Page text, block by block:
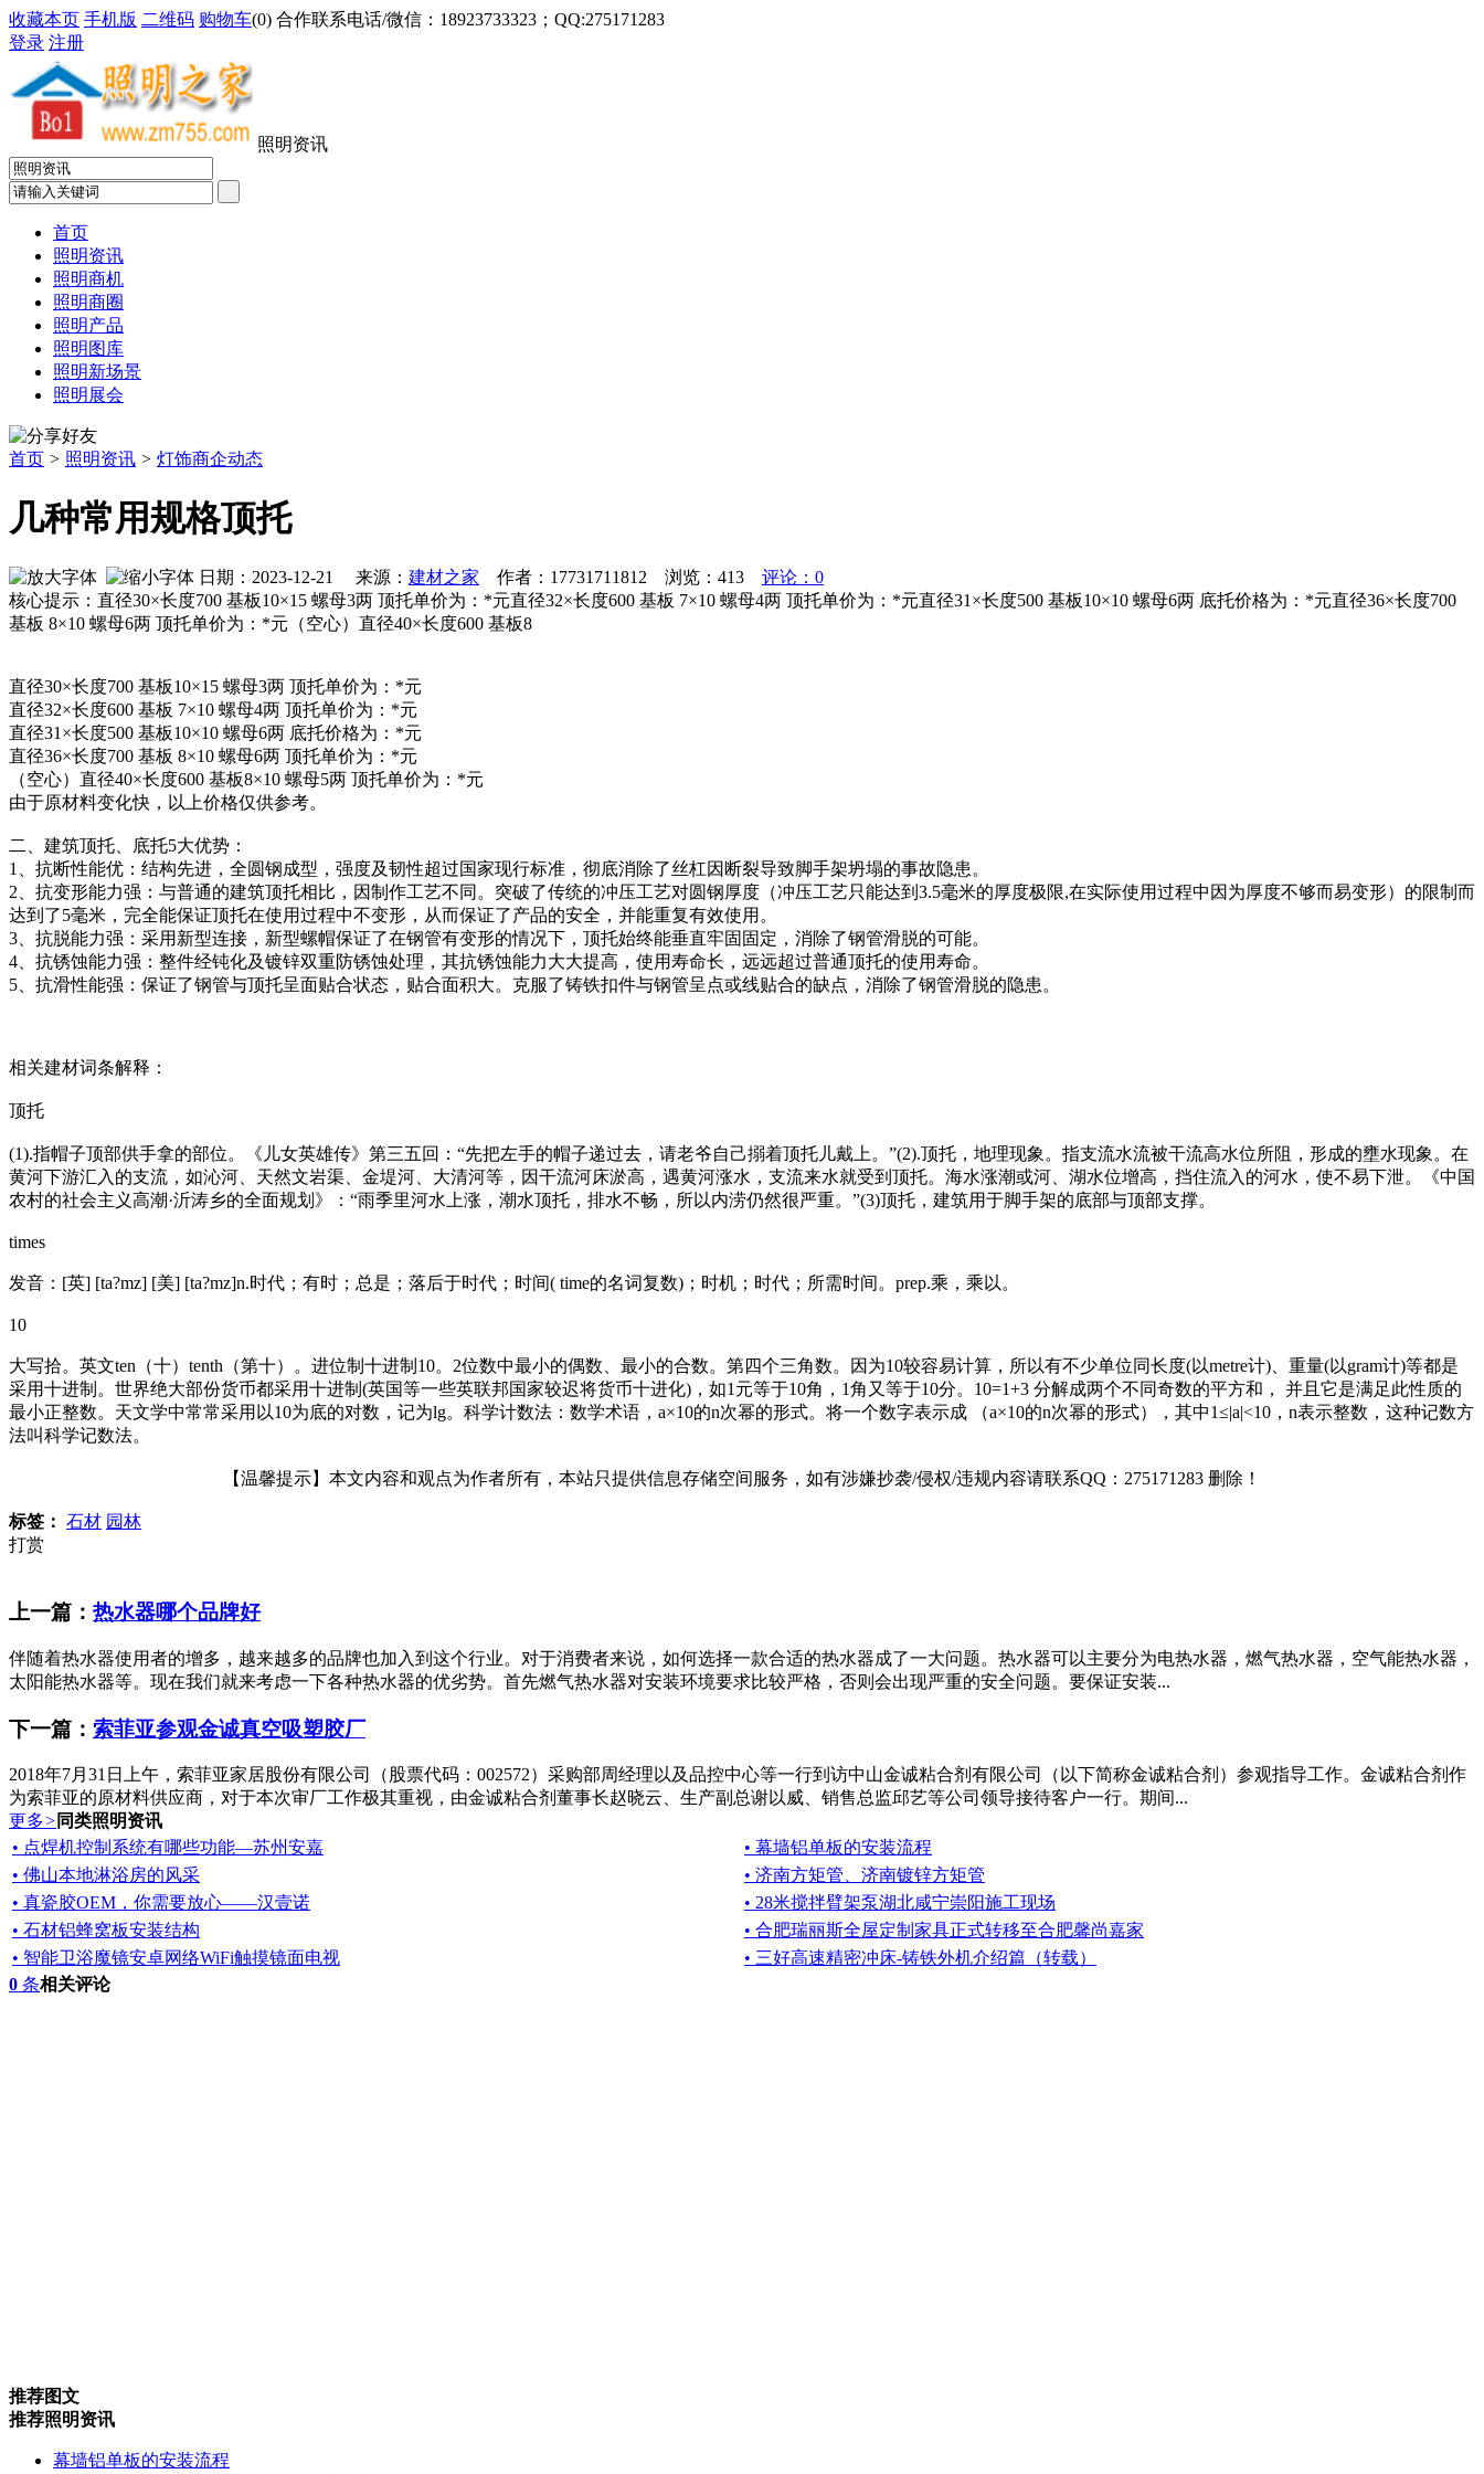
收藏本页 手机版 二维码 购物车(0) 合作联系电话/微信：18923733323；QQ:275171283
登录 注册
照明资讯
首页
照明资讯
照明商机
照明商圈
照明产品
照明图库
照明新场景
照明展会
首页 > 照明资讯 > 灯饰商企动态
几种常用规格顶托
日期：2023-12-21 来源： 建材之家 作者：17731711812 浏览： 413
评论：0
核心提示：直径30×长度700 基板10×15 螺母3两 顶托单价为：*元直径32×长度600 基板 7×10 螺母4两 顶托单价为：*元直径31×长度500 基板10×10 螺母6两 底托价格为：*元直径36×长度700
基板 8×10 螺母6两 顶托单价为：*元（空心）直径40×长度600 基板8
直径30×长度700 基板10×15 螺母3两 顶托单价为：*元
直径32×长度600 基板 7×10 螺母4两 顶托单价为：*元
直径31×长度500 基板10×10 螺母6两 底托价格为：*元
直径36×长度700 基板 8×10 螺母6两 顶托单价为：*元
（空心）直径40×长度600 基板8×10 螺母5两 顶托单价为：*元
由于原材料变化快，以上价格仅供参考。
二、建筑顶托、底托5大优势：
1、抗断性能优：结构先进，全圆钢成型，强度及韧性超过国家现行标准，彻底消除了丝杠因断裂导致脚手架坍塌的事故隐患。
2、抗变形能力强：与普通的建筑顶托相比，因制作工艺不同。突破了传统的冲压工艺对圆钢厚度（冲压工艺只能达到3.5毫米的厚度极限,在实际使用过程中因为厚度不够而易变形）的限制而
达到了5毫米，完全能保证顶托在使用过程中不变形，从而保证了产品的安全，并能重复有效使用。
3、抗脱能力强：采用新型连接，新型螺帽保证了在钢管有变形的情况下，顶托始终能垂直牢固固定，消除了钢管滑脱的可能。
4、抗锈蚀能力强：整件经钝化及镀锌双重防锈蚀处理，其抗锈蚀能力大大提高，使用寿命长，远远超过普通顶托的使用寿命。
5、抗滑性能强：保证了钢管与顶托呈面贴合状态，贴合面积大。克服了铸铁扣件与钢管呈点或线贴合的缺点，消除了钢管滑脱的隐患。
相关建材词条解释：
顶托
(1).指帽子顶部供手拿的部位。《儿女英雄传》第三五回：“先把左手的帽子递过去，请老爷自己搦着顶托儿戴上。”(2).顶托，地理现象。指支流水流被干流高水位所阻，形成的壅水现象。在
黄河下游汇入的支流，如沁河、天然文岩渠、金堤河、大清河等，因干流河床淤高，遇黄河涨水，支流来水就受到顶托。海水涨潮或河、湖水位增高，挡住流入的河水，使不易下泄。《中国
农村的社会主义高潮·沂涛乡的全面规划》：“雨季里河水上涨，潮水顶托，排水不畅，所以内涝仍然很严重。”(3)顶托，建筑用于脚手架的底部与顶部支撑。
times
发音：[英] [ta?mz] [美] [ta?mz]n.时代；有时；总是；落后于时代；时间( time的名词复数)；时机；时代；所需时间。prep.乘，乘以。
10
大写拾。英文ten（十）tenth（第十）。进位制十进制10。2位数中最小的偶数、最小的合数。第四个三角数。因为10较容易计算，所以有不少单位同长度(以metre计)、重量(以gram计)等都是
采用十进制。世界绝大部份货币都采用十进制(英国等一些英联邦国家较迟将货币十进化)，如1元等于10角，1角又等于10分。10=1+3 分解成两个不同奇数的平方和， 并且它是满足此性质的
最小正整数。天文学中常常采用以10为底的对数，记为lg。科学计数法：数学术语，a×10的n次幂的形式。将一个数字表示成 （a×10的n次幂的形式），其中1≤|a|<10，n表示整数，这种记数方
法叫科学记数法。
【温馨提示】本文内容和观点为作者所有，本站只提供信息存储空间服务，如有涉嫌抄袭/侵权/违规内容请联系QQ：275171283 删除！
标签： 石材 园林
打赏
上一篇： 热水器哪个品牌好
伴随着热水器使用者的增多，越来越多的品牌也加入到这个行业。对于消费者来说，如何选择一款合适的热水器成了一大问题。热水器可以主要分为电热水器，燃气热水器，空气能热水器，
太阳能热水器等。现在我们就来考虑一下各种热水器的优劣势。首先燃气热水器对安装环境要求比较严格，否则会出现严重的安全问题。要保证安装...
下一篇： 索菲亚参观金诚真空吸塑胶厂
2018年7月31日上午，索菲亚家居股份有限公司（股票代码：002572）采购部周经理以及品控中心等一行到访中山金诚粘合剂有限公司（以下简称金诚粘合剂）参观指导工作。金诚粘合剂作
为索菲亚的原材料供应商，对于本次审厂工作极其重视，由金诚粘合剂董事长赵晓云、生产副总谢以威、销售总监邱艺等公司领导接待客户一行。期间...
更多> 同类照明资讯
• 点焊机控制系统有哪些功能—苏州安嘉
• 幕墙铝单板的安装流程
• 佛山本地淋浴房的风采
• 济南方矩管、济南镀锌方矩管
• 真瓷胶OEM，你需要放心——汉壹诺
• 28米搅拌臂架泵湖北咸宁崇阳施工现场
• 石材铝蜂窝板安装结构
• 合肥瑞丽斯全屋定制家具正式转移至合肥馨尚嘉家
• 智能卫浴魔镜安卓网络WiFi触摸镜面电视
• 三好高速精密冲床-铸铁外机介绍篇（转载）
0 条相关评论
推荐图文
推荐照明资讯
幕墙铝单板的安装流程